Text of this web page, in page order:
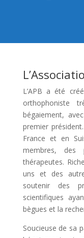
L’APB a été
orthophoniste
bégaiement,
premier
France et en
membres, des
thérapeutes.
uns et des
soutenir des
scientifiques
bègues et la
Soucieuse de sa